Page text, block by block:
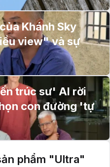
Khánh Sky
view" và sự
trúc sư' AI rời
con đường 'tự
phẩm "Ultra"